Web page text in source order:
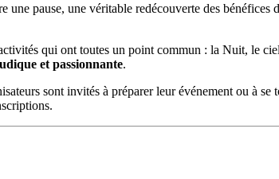
une pause, une véritable redécouverte des
qui ont toutes un point commun : la Nuit, le
et passionnante.
sont invités à préparer leur événement ou à